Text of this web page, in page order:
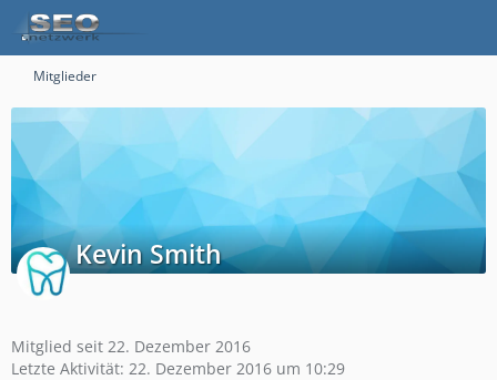
Mitglieder
Kevin Smith
Mitglied seit 22. Dezember 2016
Letzte Aktivität: 22. Dezember 2016 um 10:29